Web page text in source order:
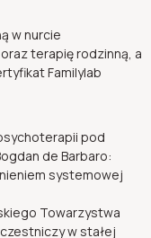
w nurcie
terapię rodzinną, a
Familylab
pod
de Barbaro:
systemowej
Towarzystwa
w stałej